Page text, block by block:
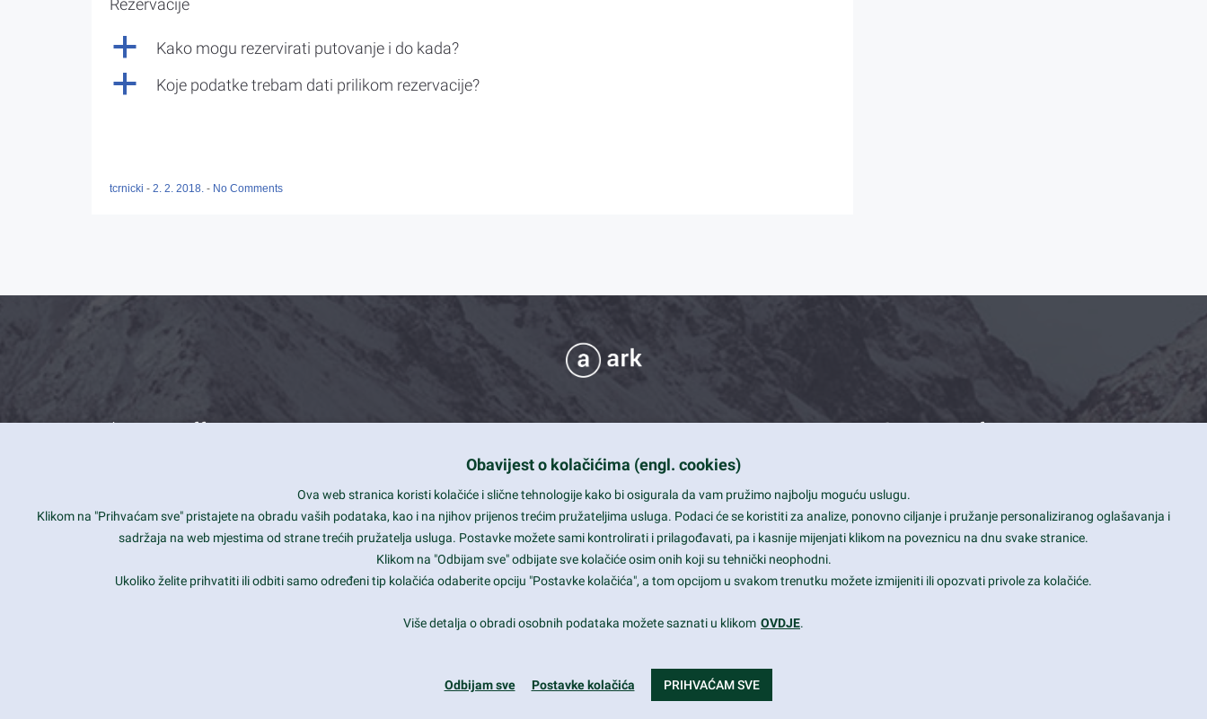
Rezervacije
a Kako mogu rezervirati putovanje i do kada?
a Koje podatke trebam dati prilikom rezervacije?
tcrnicki - 2. 2. 2018. - No Comments
What we offer
Is your website user friendly?
Ark offers weekly stunning designs.
Why our customers love Ark?
Smart and beautiful design
Unlimited Eelements
Mobile ready
Contact Info
View, CA 94043
+1 650-253-0000
Daily: 9:00 am - 6:00 pm
Obavijest o kolačićima (engl. cookies)
Ova web stranica koristi kolačiće i slične tehnologije kako bi osigurala da vam pružimo najbolju moguću uslugu.
Klikom na "Prihvaćam sve" pristajete na obradu vaših podataka, kao i na njihov prijenos trećim pružateljima usluga. Podaci će se koristiti za analize, ponovno ciljanje i pružanje personaliziranog oglašavanja i
sadržaja na web mjestima od strane trećih pružatelja usluga. Postavke možete sami kontrolirati i prilagođavati, pa i kasnije mijenjati klikom na poveznicu na dnu svake stranice.
Klikom na "Odbijam sve" odbijate sve kolačiće osim onih koji su tehnički neophodni.
Ukoliko želite prihvatiti ili odbiti samo određeni tip kolačića odaberite opciju "Postavke kolačića", a tom opcijom u svakom trenutku možete izmijeniti ili opozvati privole za kolačiće.
Više detalja o obradi osobnih podataka možete saznati u klikom OVDJE.
Odbijam sve Postavke kolačića PRIHVAĆAM SVE